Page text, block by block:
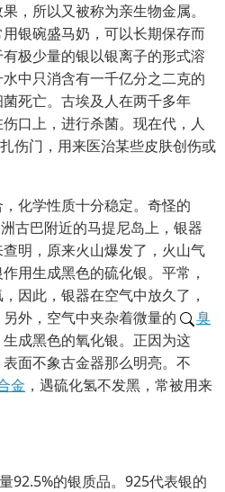
，所以又被称为亲生物金属。
银碗盛马奶，可以长期保存而
极少量的银以银离子的形式溶
中只消含有一千亿分之二克的
死亡。古埃及人在两千多年
口上，进行杀菌。现在代，人
伤门，用来医治某些皮肤创伤或
化学性质十分稳定。奇怪的
古巴附近的马提尼岛上，银器
明，原来火山爆发了，火山气
用生成黑色的硫化银。平常，
因此，银器在空气中放久了，
外，空气中夹杂着微量的
臭
生成黑色的氧化银。正因为这
面不象古金器那么明亮。不
金 ，遇硫化氢不发黑，常被用来
92.5%的银质品。925代表银的